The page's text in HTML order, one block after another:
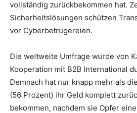
vollständig zurückbekommen hat.
Sicherheitslösungen schützen
vor Cyberbetrügereien.
Die weltweite Umfrage wurde von
Kooperation mit B2B International
Demnach hat nur knapp mehr als
(56 Prozent) ihr Geld komplett
bekommen, nachdem sie Opfer